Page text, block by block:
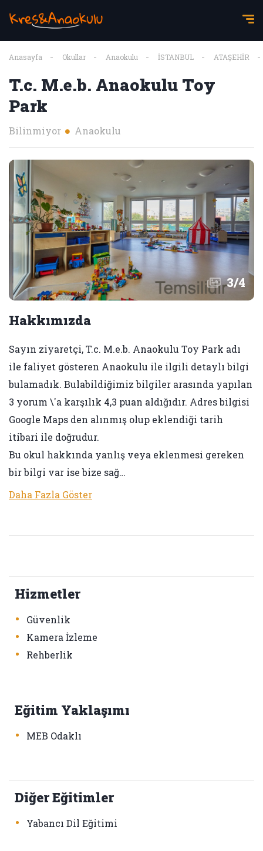
Anasayfa Okullar Anaokulu İSTANBUL ATAŞEHİR
T.c. M.e.b. Anaokulu Toy
Park
Bilinmiyor Anaokulu
3/4
Hakkımızda
Sayın ziyaretçi, T.c. M.e.b. Anaokulu Toy Park adı
ile faliyet gösteren Anaokulu ile ilgili detaylı bilgi
bulamadık. Bulabildiğimiz bilgiler arasında yapılan
3 yorum \'a karşılık 4,3 puan aldığıdır. Adres bilgisi
Google Maps den alınmış olup eklendiği tarih
itibari ile doğrudur.
Bu okul hakkında yanlış veya eklenmesi gereken
bir bilgi var ise bize sağ…
Daha Fazla Göster
Hizmetler
• Güvenlik
• Kamera İzleme
• Rehberlik
Eğitim Yaklaşımı
• MEB Odaklı
Diğer Eğitimler
• Yabancı Dil Eğitimi